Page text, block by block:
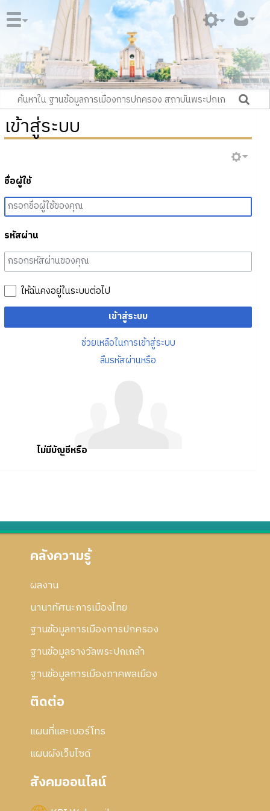
เข้าสู่ระบบ
ชื่อผู้ใช้
รหัสผ่าน
ให้ฉันคงอยู่ในระบบต่อไป
เข้าสู่ระบบ
ช่วยเหลือในการเข้าสู่ระบบ
ลืมรหัสผ่านหรือ
ไม่มีบัญชีหรือ
คลังความรู้
ผลงาน
นานาทัศนะการเมืองไทย
ฐานข้อมูลการเมืองการปกครอง
ฐานข้อมูลรางวัลพระปกเกล้า
ฐานข้อมูลการเมืองภาคพลเมือง
ติดต่อ
แผนที่และเบอร์โทร
แผนผังเว็บไซด์
สังคมออนไลน์